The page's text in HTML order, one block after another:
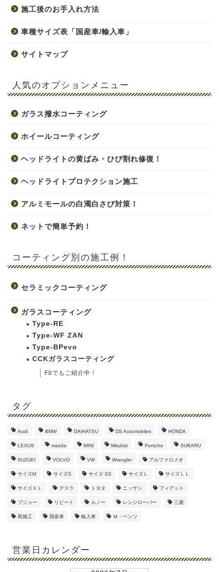
施工後のお手入れ方法
車種サイズ表「国産車/輸入車」
サイトマップ
人気のオプションメニュー
ガラス撥水コーティング
ホイールコーティング
ヘッドライトの黄ばみ・ひび割れ修復！
ヘッドライトプロテクション施工
アルミモールの白濁白さび対策！
ネットで簡単予約！
コーティング別の施工例！
セラミックコーティング
ガラスコーティング
Type-RE
Type-WF ZAN
Type-BPevo
CCKガラスコーティング
Fbでもご紹介中！
タグ
Audi BMW DAIHATSU DS Automobiles HONDA
LEXUS mazda MINI Mitubisi Porsche SUBARU
SUZUKI VOLVO VW Wrangler アルファロメオ
サイズM サイズS サイズ SS サイズＬ サイズＬＬ
サイズＸＬ テスラ トヨタ ニッサン フィアット
プジョー リピート ルノー レンジローバー 三菱
再施工 国産車 輸入車 Ｍ・ベンツ
営業日カレンダー